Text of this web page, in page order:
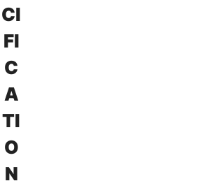
CI
FI
C
A
TI
O
N